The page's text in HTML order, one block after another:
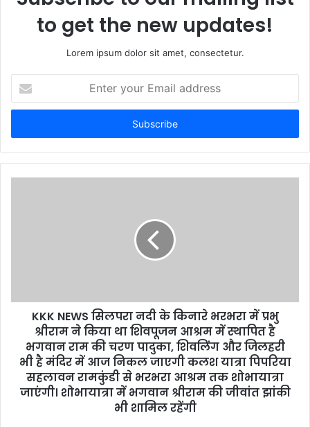
to get the new updates!
Lorem ipsum dolor sit amet, consectetur.
t
r
y
KKK NEWS सिलपरा नदी के किनारे भरभरा में प्रभु
श्रीराम ने किया था शिवपूजन आश्रम में स्थापित है
भगवान राम की चरण पादुका, शिवलिंग और जिलहरी
भी है मंदिर में आज निकल जाएगी कलश यात्रा पिपरिया
सहलावन रामकुंडी से भरभरा आश्रम तक शोभायात्रा
जाएंगी। शोभायात्रा में भगवान श्रीराम की जीवांत झांकी
भी शामिल रहेंगी